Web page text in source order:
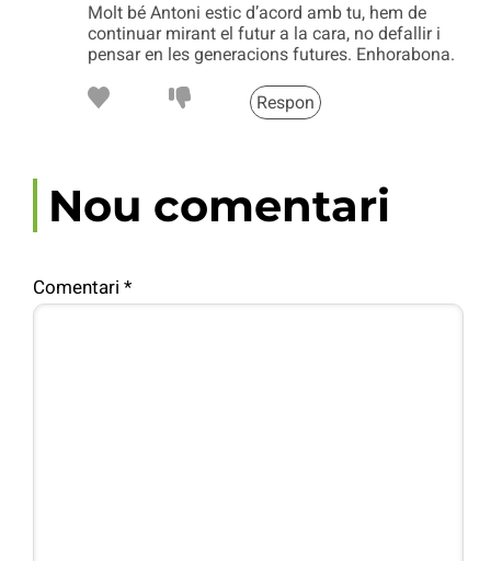
Molt bé Antoni estic d’acord amb tu, hem de
continuar mirant el futur a la cara, no defallir i
pensar en les generacions futures. Enhorabona.
Respon
Nou comentari
Comentari *